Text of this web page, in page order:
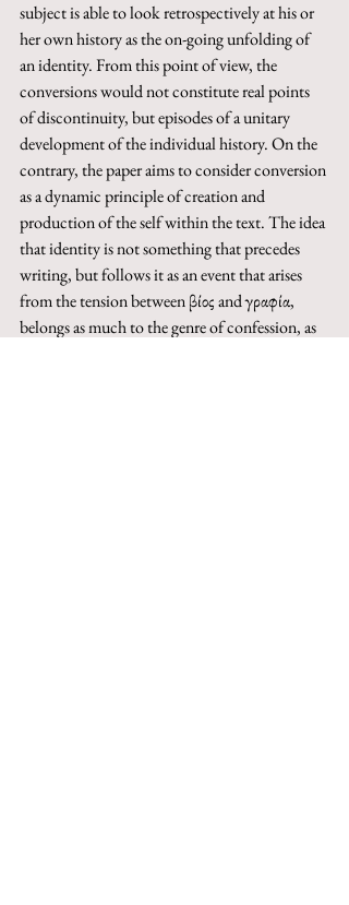
subject is able to look retrospectively at his or
her own history as the on-going unfolding of
an identity. From this point of view, the
conversions would not constitute real points
of discontinuity, but episodes of a unitary
development of the individual history. On the
contrary, the paper aims to consider conversion
as a dynamic principle of creation and
production of the self within the text. The idea
that identity is not something that precedes
writing, but follows it as an event that arises
from the tension between βίος and γραφία,
belongs as much to the genre of confession, as